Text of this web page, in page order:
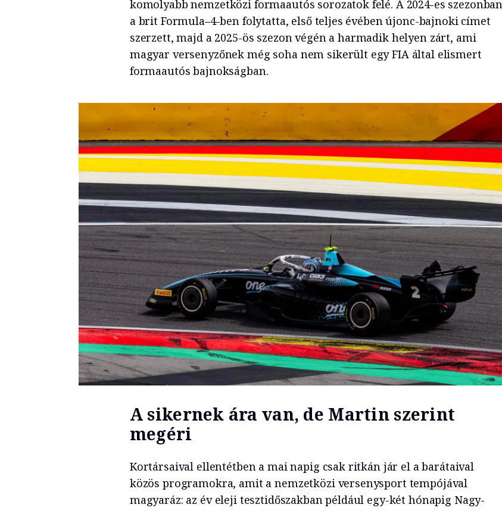
komolyabb nemzetközi formaautós sorozatok felé. A 2024-es szezonban
a brit Formula–4-ben folytatta, első teljes évében újonc-bajnoki címet
szerzett, majd a 2025-ös szezon végén a harmadik helyen zárt, ami
magyar versenyzőnek még soha nem sikerült egy FIA által elismert
formaautós bajnokságban.
A sikernek ára van, de Martin szerint
megéri
Kortársaival ellentétben a mai napig csak ritkán jár el a barátaival
közös programokra, amit a nemzetközi versenysport tempójával
magyaráz: az év eleji tesztidőszakban például egy-két hónapig Nagy-